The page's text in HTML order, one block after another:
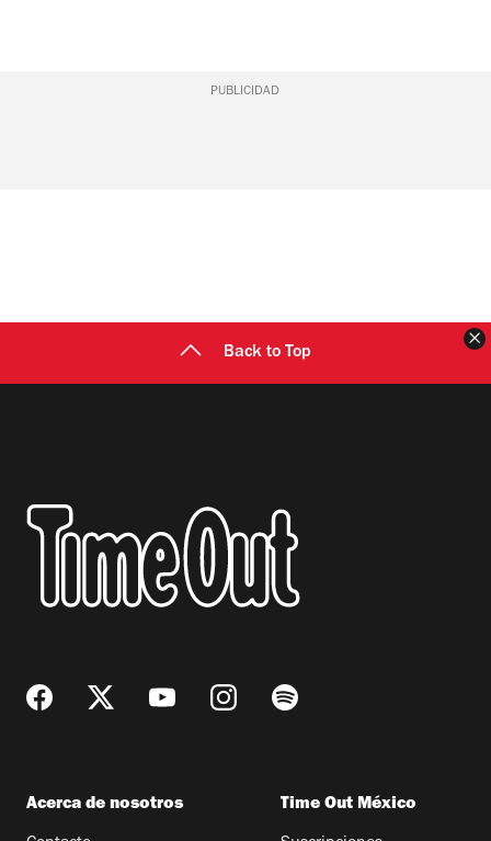
PUBLICIDAD
Back to Top
Acerca de nosotros Time Out México